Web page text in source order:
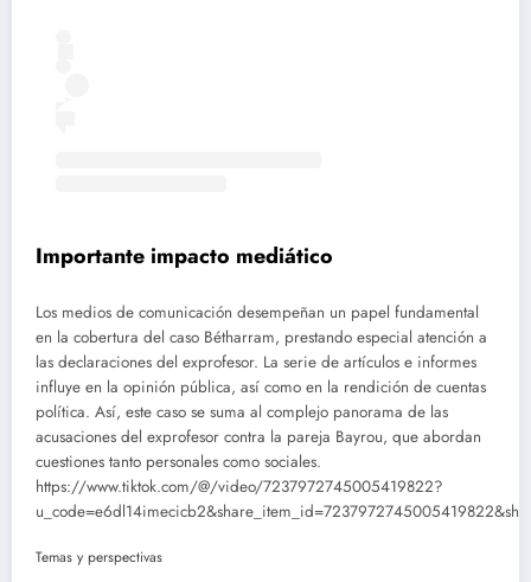
Importante impacto mediático
Los medios de comunicación desempeñan un papel fundamental
en la cobertura del caso Bétharram, prestando especial atención a
las declaraciones del exprofesor. La serie de artículos e informes
influye en la opinión pública, así como en la rendición de cuentas
política. Así, este caso se suma al complejo panorama de las
acusaciones del exprofesor contra la pareja Bayrou, que abordan
cuestiones tanto personales como sociales.
https://www.tiktok.com/@/video/7237972745005419822?
Temas y perspectivas